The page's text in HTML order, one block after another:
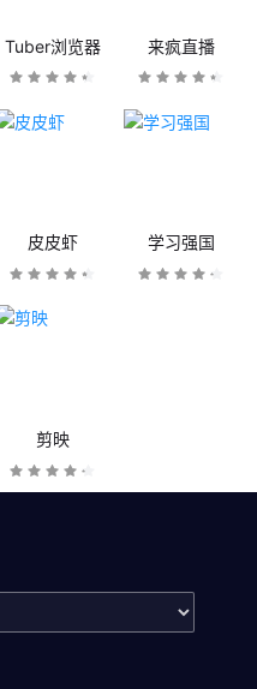
Tuber浏览器 来疯直播
皮皮虾 学习强国
剪映